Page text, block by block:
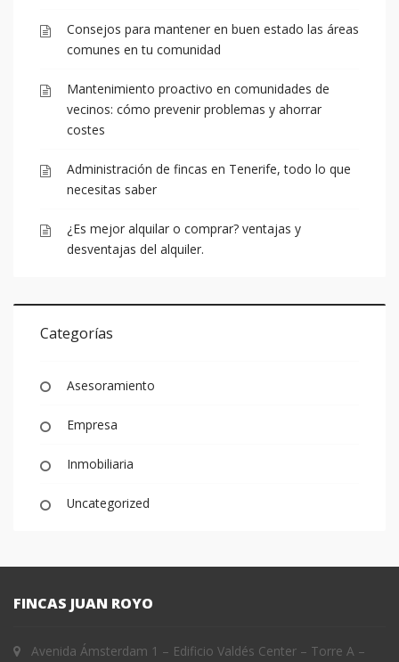
Consejos para mantener en buen estado las áreas
comunes en tu comunidad
Mantenimiento proactivo en comunidades de
vecinos: cómo prevenir problemas y ahorrar
costes
Administración de fincas en Tenerife, todo lo que
necesitas saber
¿Es mejor alquilar o comprar? ventajas y
desventajas del alquiler.
Categorías
Asesoramiento
Empresa
Inmobiliaria
Uncategorized
FINCAS JUAN ROYO
Avenida Ámsterdam 1 – Edificio Valdés Center – Torre A –